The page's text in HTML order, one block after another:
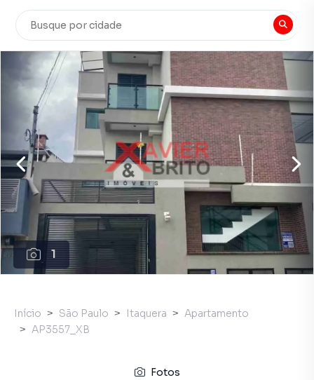
1
Início São Paulo Itaquera
Apartamento
AP3557_XB
Fotos